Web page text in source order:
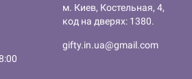
м. Киев, Костельная, 4,
код на дверях: 1380.
gifty.in.ua@gmail.com